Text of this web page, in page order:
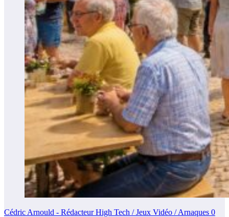
Cédric Arnould - Rédacteur High Tech / Jeux Vidéo / Arnaques 0